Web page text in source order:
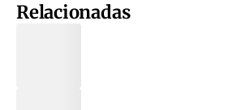
Relacionadas